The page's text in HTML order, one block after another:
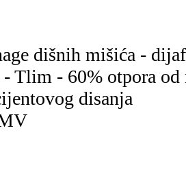
dišnih mišića -
Tlim - 60% otpora od
disanja